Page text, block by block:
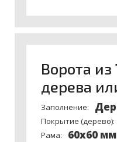
Ворота из
дерева
Заполнение:
Покрытие (дерево):
Рама: 60x60 мм